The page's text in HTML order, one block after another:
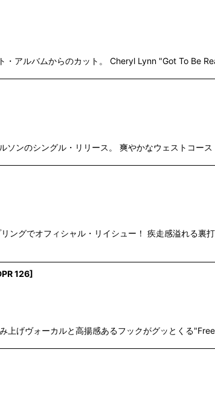
・アルバムからのカット。 Cheryl Lynn "Got To Be
ソンのシングル・リリース。 爽やかなウェストコー
グでオフィシャル・リイシュー！ 疾走感溢れる裏
126]
上げヴォーカルと高揚感あるフックがグッとくる